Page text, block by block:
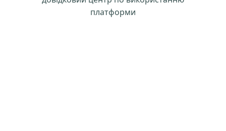
платформи